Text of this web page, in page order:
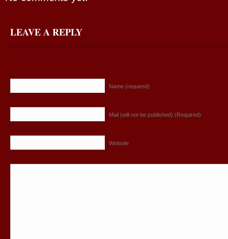
LEAVE A REPLY
Name (required)
Mail (will not be published) (Required)
Website